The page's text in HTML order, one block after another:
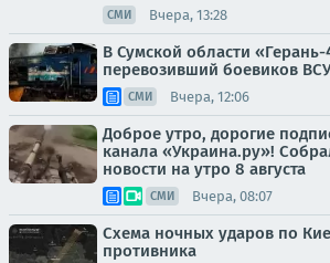
СМИ Вчера, 13:28
В Сумской области «Герань-
перевозивший боевиков ВСУ
СМИ Вчера, 12:06
Доброе утро, дорогие
канала «Украина.ру»!
новости на утро 8 августа
СМИ Вчера, 08:07
Схема ночных ударов по
противника